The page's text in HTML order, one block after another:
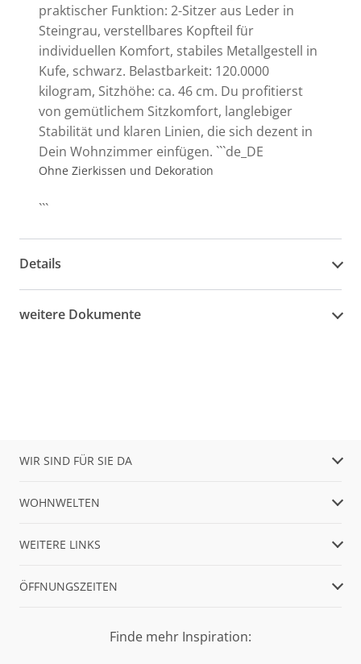
praktischer Funktion: 2-Sitzer aus Leder in
Steingrau, verstellbares Kopfteil für
individuellen Komfort, stabiles Metallgestell in
Kufe, schwarz. Belastbarkeit: 120.0000
kilogram, Sitzhöhe: ca. 46 cm. Du profitierst
von gemütlichem Sitzkomfort, langlebiger
Stabilität und klaren Linien, die sich dezent in
Dein Wohnzimmer einfügen. ```de_DE
Ohne Zierkissen und Dekoration
```
Details
weitere Dokumente
WIR SIND FÜR SIE DA
WOHNWELTEN
WEITERE LINKS
ÖFFNUNGSZEITEN
Finde mehr Inspiration: